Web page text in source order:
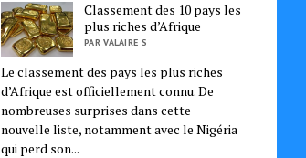
Classement des 10 pays les
plus riches d’Afrique
PAR VALAIRE S
Le classement des pays les plus riches
d’Afrique est officiellement connu. De
nombreuses surprises dans cette
nouvelle liste, notamment avec le Nigéria
qui perd son...